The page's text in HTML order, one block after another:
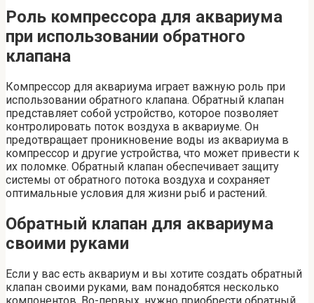
Роль компрессора для аквариума
при использовании обратного
клапана
Компрессор для аквариума играет важную роль при
использовании обратного клапана. Обратный клапан
представляет собой устройство, которое позволяет
контролировать поток воздуха в аквариуме. Он
предотвращает проникновение воды из аквариума в
компрессор и другие устройства, что может привести к
их поломке. Обратный клапан обеспечивает защиту
системы от обратного потока воздуха и сохраняет
оптимальные условия для жизни рыб и растений.
Обратный клапан для аквариума
своими руками
Если у вас есть аквариум и вы хотите создать обратный
клапан своими руками, вам понадобятся несколько
компонентов. Во-первых, нужно приобрести обратный